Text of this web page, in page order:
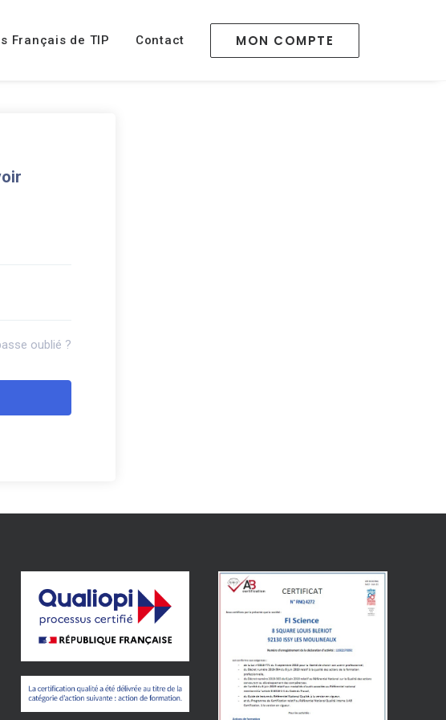
Français de TIP Contact MON COMPTE
oublié ?